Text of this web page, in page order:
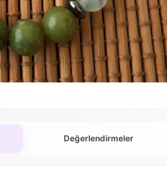
Değerlendirmeler